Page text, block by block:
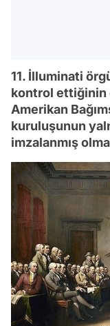
11. İlluminati
kontrol ettiğinin
Amerikan
kuruluşunun
imzalanmış